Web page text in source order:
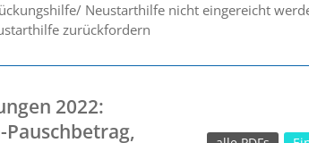
Neustarthilfe nicht eingereicht
zurückfordern
2022: